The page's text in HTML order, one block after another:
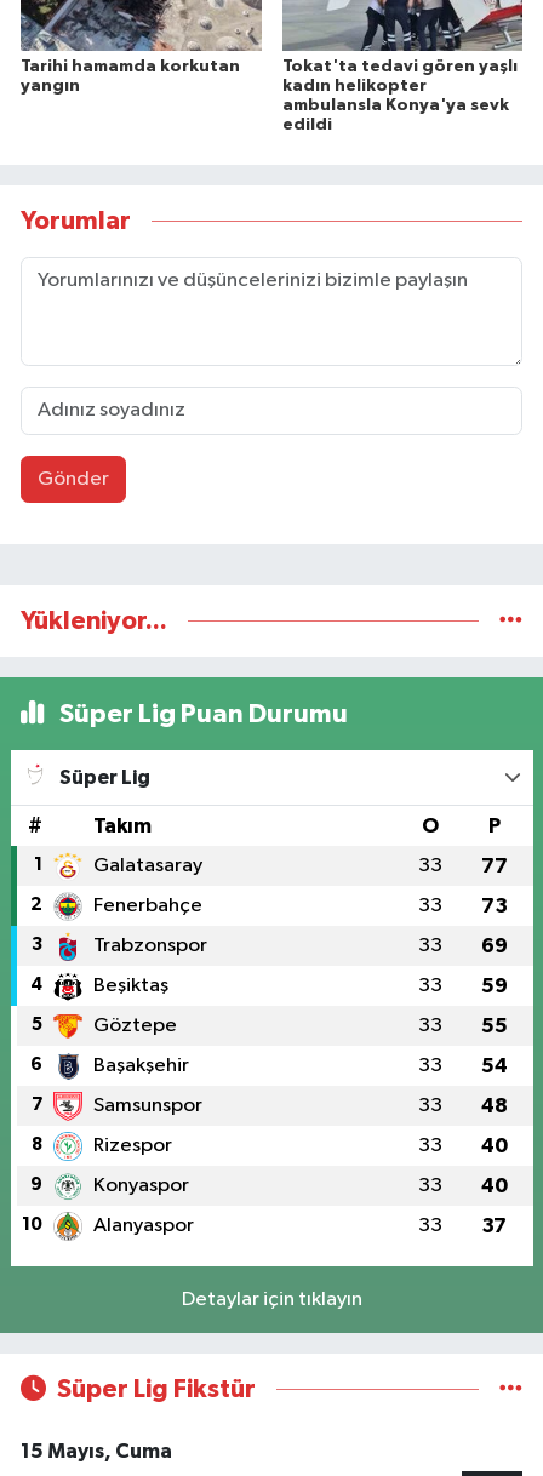
Tarihi hamamda korkutan
yangın
Tokat'ta tedavi gören yaşlı
kadın helikopter
ambulansla Konya'ya sevk
edildi
Yorumlar
Gönder
Yükleniyor...
Süper Lig Puan Durumu
Süper Lig
# Takım O P
1 Galatasaray 33 77
2 Fenerbahçe 33 73
3 Trabzonspor 33 69
4 Beşiktaş 33 59
5 Göztepe 33 55
6 Başakşehir 33 54
7 Samsunspor 33 48
8 Rizespor 33 40
9 Konyaspor 33 40
10 Alanyaspor 33 37
Detaylar için tıklayın
Süper Lig Fikstür
15 Mayıs, Cuma